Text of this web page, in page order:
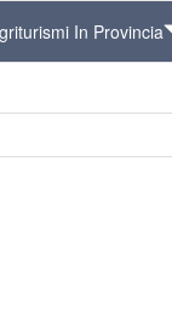
In Provincia